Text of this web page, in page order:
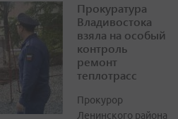
Прокуратура
Владивостока
взяла на особый
контроль
ремонт
теплотрасс
Прокурор
Ленинского района